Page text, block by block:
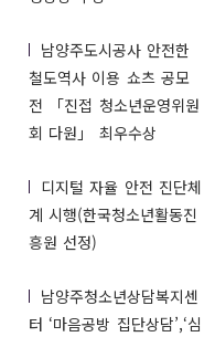
남양주도시공사 안전한
철도역사 이용 쇼츠 공모
전 「진접 청소년운영위원
회 다원」 최우수상
디지털 자율 안전 진단체
계 시행(한국청소년활동진
흥원 선정)
남양주청소년상담복지센
터 ‘마음공방 집단상담’,‘심